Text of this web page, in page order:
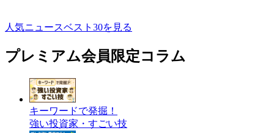
人気ニュースベスト30を見る
プレミアム会員限定コラム
キーワードで発掘！
強い投資家・すごい技